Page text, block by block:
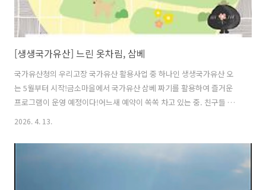
[생생국가유산] 느린 옷차림, 삼베
국가유산청의 우리고장 국가유산 활용사업 중 하나인 생생국가유산 오
는 5월부터 시작!금소마을에서 국가유산 삼베 짜기를 활용하여 즐거운
프로그램이 운영 예정이다!어느새 예약이 쏙쏙 차고 있는 중. 친구들 올
해도 금소마을에서 재미있게 놀아보자고~!공식 instagram -
2026. 4. 13.